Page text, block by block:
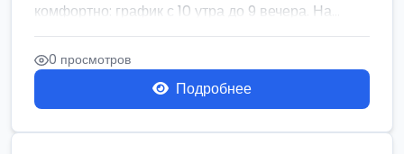
комфортно: график с 10 утра до 9 вечера. На...
0 просмотров
Подробнее